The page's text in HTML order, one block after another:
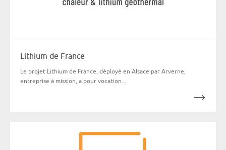
Lithium de France
Le projet Lithium de France, déployé en Alsace par Arverne,
entreprise à mission, a pour vocation...